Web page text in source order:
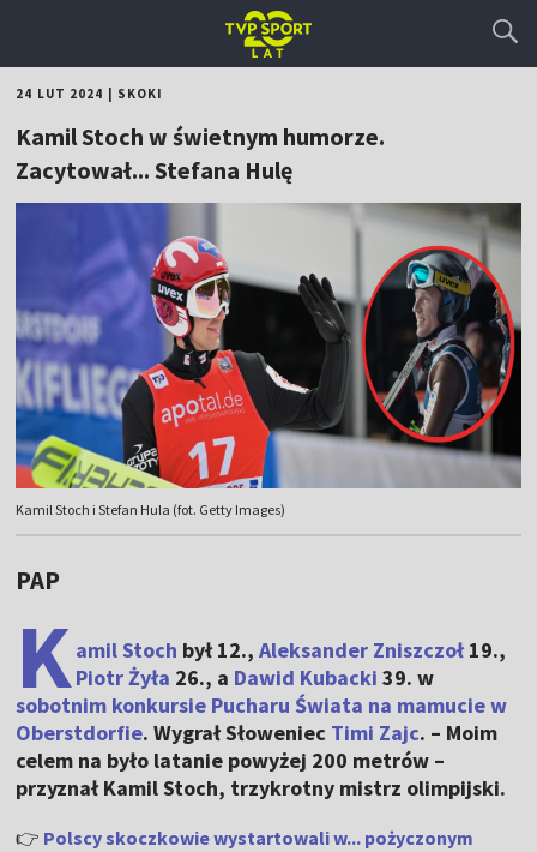
24 LUT 2024 SKOKI
Kamil Stoch w świetnym humorze.
Zacytował... Stefana Hulę
Kamil Stoch i Stefan Hula (fot. Getty Images)
PAP
Kamil Stoch był 12.,Aleksander Zniszczoł19.,
Piotr Żyła 26., a Dawid Kubacki 39. w
sobotnim konkursie Pucharu Świata na mamucie w
Oberstdorfie. Wygrał Słoweniec Timi Zajc. – Moim
celem na było latanie powyżej 200 metrów –
przyznał Kamil Stoch, trzykrotny mistrz olimpijski.
👉 Polscy skoczkowie wystartowali w... pożyczonym